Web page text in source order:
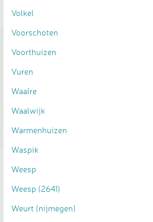
Volkel
Voorschoten
Voorthuizen
Vuren
Waalre
Waalwijk
Warmenhuizen
Waspik
Weesp
Weesp (2641)
Weurt (nijmegen)